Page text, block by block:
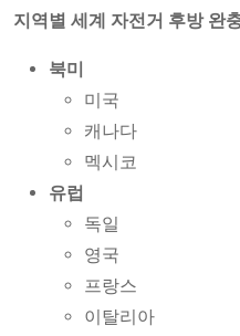
지역별 세계 자전거 후방 완
북미
미국
캐나다
멕시코
유럽
독일
영국
프랑스
이탈리아